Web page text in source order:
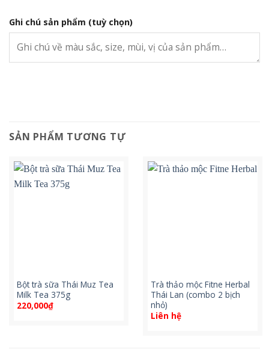
Ghi chú sản phẩm (tuỳ chọn)
SẢN PHẨM TƯƠNG TỰ
Bột trà sữa Thái Muz Tea
Milk Tea 375g
220,000₫
Trà thảo mộc Fitne Herbal
Thái Lan (combo 2 bịch
nhỏ)
Liên hệ